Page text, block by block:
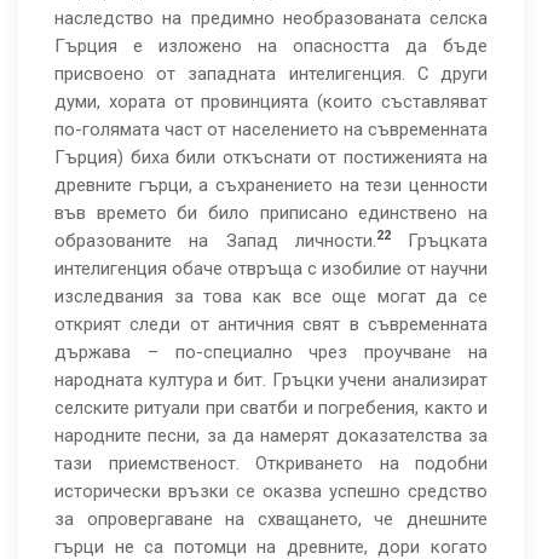
наследство на предимно необразованата селска
Гърция е изложено на опасността да бъде
присвоено от западната интелигенция. С други
думи, хората от провинцията (които съставляват
по-голямата част от населението на съвременната
Гърция) биха били откъснати от постиженията на
древните гърци, а съхранението на тези ценности
във времето би било приписано единствено на
образованите на Запад личности.22Гръцката
интелигенция обаче отвръща с изобилие от научни
изследвания за това как все още могат да се
открият следи от античния свят в съвременната
държава – по-специално чрез проучване на
народната култура и бит. Гръцки учени анализират
селските ритуали при сватби и погребения, както и
народните песни, за да намерят доказателства за
тази приемственост. Откриването на подобни
исторически връзки се оказва успешно средство
за опровергаване на схващането, че днешните
гърци не са потомци на древните, дори когато